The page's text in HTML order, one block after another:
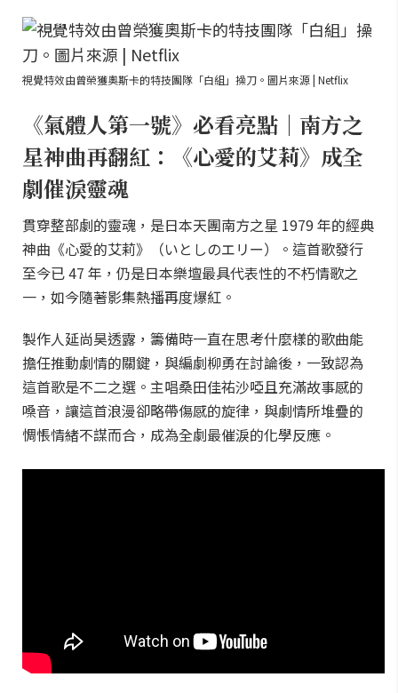
視覺特效由曾榮獲奧斯卡的特技團隊「白組」操刀。圖片來源 | Netflix
《氣體人第一號》必看亮點｜南方之
星神曲再翻紅：《心愛的艾莉》成全
劇催淚靈魂
貫穿整部劇的靈魂，是日本天團南方之星 1979 年的經典
神曲《心愛的艾莉》（いとしのエリー）。這首歌發行
至今已 47 年，仍是日本樂壇最具代表性的不朽情歌之
一，如今隨著影集熱播再度爆紅。
製作人延尚昊透露，籌備時一直在思考什麼樣的歌曲能
擔任推動劇情的關鍵，與編劇柳勇在討論後，一致認為
這首歌是不二之選。主唱桑田佳祐沙啞且充滿故事感的
嗓音，讓這首浪漫卻略帶傷感的旋律，與劇情所堆疊的
惆悵情緒不謀而合，成為全劇最催淚的化學反應。